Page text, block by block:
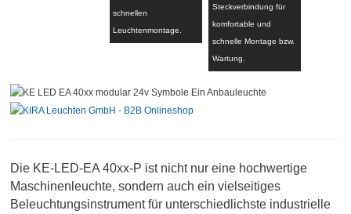
schnellen
Leuchtenmontage.
Steckverbindung für
komfortable und
schnelle Montage bzw.
Wartung.
Die KE-LED-EA 40xx-P ist nicht nur eine hochwertige
Maschinenleuchte, sondern auch ein vielseitiges
Beleuchtungsinstrument für unterschiedlichste industrielle